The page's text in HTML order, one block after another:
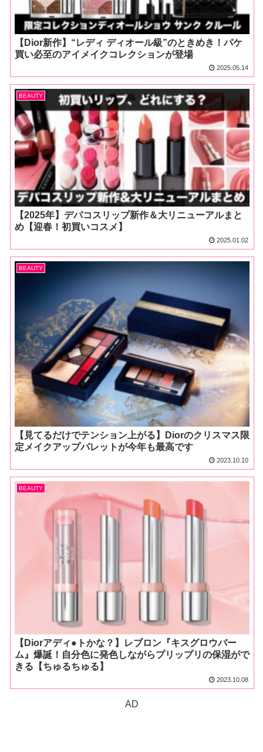
【Dior新作】“レディ ディオール級”のときめき！パケ
買い必至のアイメイクコレクションが登場
2025.05.14
BEAUTY
【2025年】デパコスリップ新作＆大リニューアルまと
め【迎春！初買いコスメ】
2025.01.02
BEAUTY
【見てるだけでテンション上がる】Diorのクリスマス限
定メイクアップパレットが今年も最高です
2023.10.10
BEAUTY
【Diorアディ●トかな？】レブロン『キスグロウバー
ム』爆誕！自分色に発色しながらプリップリの保湿がで
きる【ちゅるちゅる】
2023.10.08
AD